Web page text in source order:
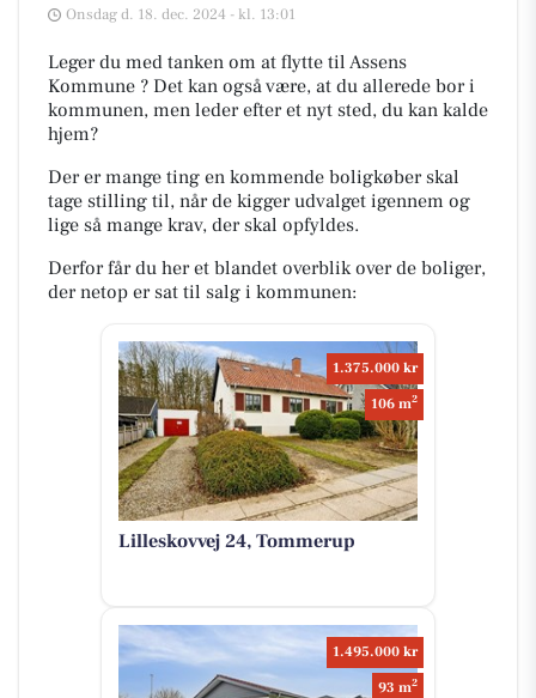
Onsdag d. 18. dec. 2024 - kl. 13:01
Leger du med tanken om at flytte til Assens
Kommune ? Det kan også være, at du allerede bor i
kommunen, men leder efter et nyt sted, du kan kalde
hjem?
Der er mange ting en kommende boligkøber skal
tage stilling til, når de kigger udvalget igennem og
lige så mange krav, der skal opfyldes.
Derfor får du her et blandet overblik over de boliger,
der netop er sat til salg i kommunen:
1.375.000 kr
106 m2
Lilleskovvej 24, Tommerup
1.495.000 kr
93 m2